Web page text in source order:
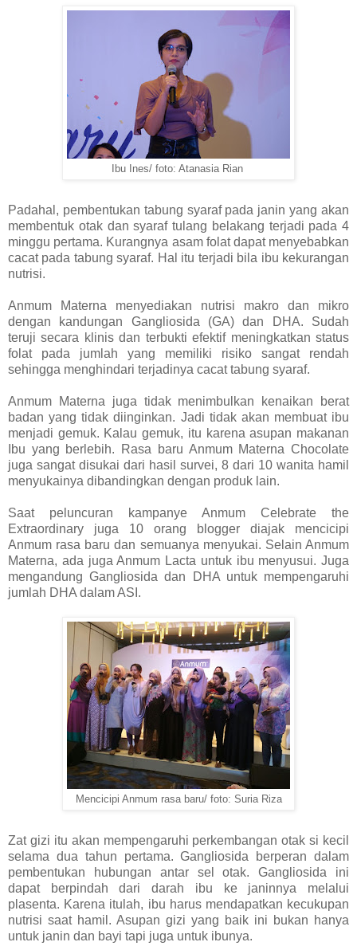
Ibu Ines/ foto: Atanasia Rian
Padahal, pembentukan tabung syaraf pada janin yang akan
membentuk otak dan syaraf tulang belakang terjadi pada 4
minggu pertama. Kurangnya asam folat dapat menyebabkan
cacat pada tabung syaraf. Hal itu terjadi bila ibu kekurangan
nutrisi.
Anmum Materna menyediakan nutrisi makro dan mikro
dengan kandungan Gangliosida (GA) dan DHA. Sudah
teruji secara klinis dan terbukti efektif meningkatkan status
folat pada jumlah yang memiliki risiko sangat rendah
sehingga menghindari terjadinya cacat tabung syaraf.
Anmum Materna juga tidak menimbulkan kenaikan berat
badan yang tidak diinginkan. Jadi tidak akan membuat ibu
menjadi gemuk. Kalau gemuk, itu karena asupan makanan
Ibu yang berlebih. Rasa baru Anmum Materna Chocolate
juga sangat disukai dari hasil survei, 8 dari 10 wanita hamil
menyukainya dibandingkan dengan produk lain.
Saat peluncuran kampanye Anmum Celebrate the
Extraordinary juga 10 orang blogger diajak mencicipi
Anmum rasa baru dan semuanya menyukai. Selain Anmum
Materna, ada juga Anmum Lacta untuk ibu menyusui. Juga
mengandung Gangliosida dan DHA untuk mempengaruhi
jumlah DHA dalam ASI.
Mencicipi Anmum rasa baru/ foto: Suria Riza
Zat gizi itu akan mempengaruhi perkembangan otak si kecil
selama dua tahun pertama. Gangliosida berperan dalam
pembentukan hubungan antar sel otak. Gangliosida ini
dapat berpindah dari darah ibu ke janinnya melalui
plasenta. Karena itulah, ibu harus mendapatkan kecukupan
nutrisi saat hamil. Asupan gizi yang baik ini bukan hanya
untuk janin dan bayi tapi juga untuk ibunya.